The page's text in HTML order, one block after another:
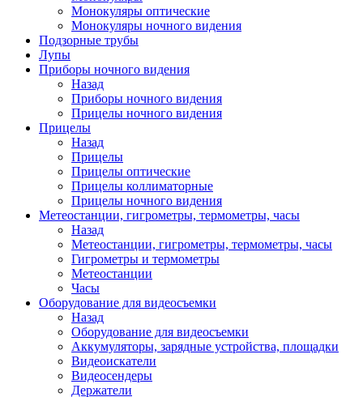
Монокуляры оптические
Монокуляры ночного видения
Подзорные трубы
Лупы
Приборы ночного видения
Назад
Приборы ночного видения
Прицелы ночного видения
Прицелы
Назад
Прицелы
Прицелы оптические
Прицелы коллиматорные
Прицелы ночного видения
Метеостанции, гигрометры, термометры, часы
Назад
Метеостанции, гигрометры, термометры, часы
Гигрометры и термометры
Метеостанции
Часы
Оборудование для видеосъемки
Назад
Оборудование для видеосъемки
Аккумуляторы, зарядные устройства, площадки
Видеоискатели
Видеосендеры
Держатели